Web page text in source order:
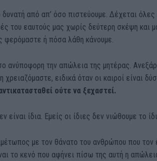
από απ’ όσο πιστεύουμε. Δέχεται όλες
του εαυτούς μας χωρίς δεύτερη σκέψη και
φερόμαστε ή πόσα λάθη κάνουμε.
ανύποφορη την απώλεια της μητέρας.
ειδικά όταν οι καιροί είναι
ούτε να ξεχαστεί.
είναι ίδια. Εμείς οι ίδιες δεν νιώθουμε το
με τον θάνατο του ανθρώπου που
το κενό που αφήνει πίσω της αυτή η